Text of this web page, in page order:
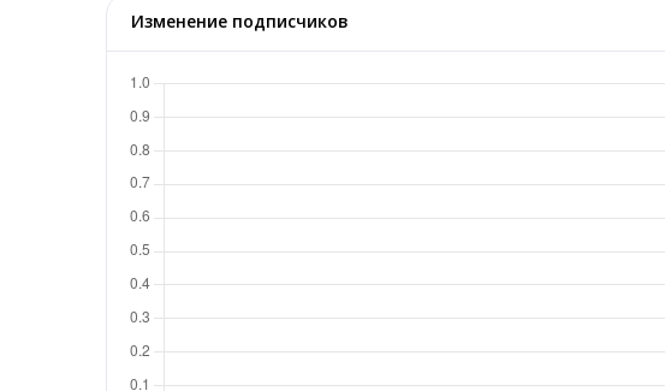
Изменение подписчиков